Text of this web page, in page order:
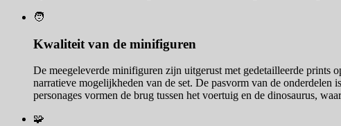
🧑
Kwaliteit van de minifiguren
De meegeleverde minifiguren zijn uitgerust met gedetailleerde prints
narratieve mogelijkheden van de set. De pasvorm van de
personages vormen de brug tussen het voertuig en de dinosaurus,
🧩